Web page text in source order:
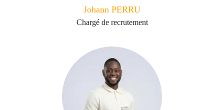
Johann PERRU
Chargé de recrutement